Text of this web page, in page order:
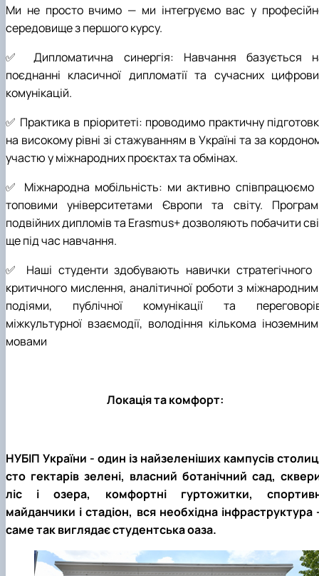
Ми не просто вчимо — ми інтегруємо вас у
середовище з першого курсу.
✅ Дипломатична синергія: Навчання базується
поєднанні класичної дипломатії та сучасних
комунікацій.
✅ Практика в пріоритеті: проводимо практичну
на високому рівні зі стажуванням в Україні та за
участю у міжнародних проєктах та обмінах.
✅ Міжнародна мобільність: ми активно співпрацюємо
топовими університетами Європи та світу.
подвійних дипломів та Erasmus+ дозволяють побачити
ще під час навчання.
✅ Наші студенти здобувають навички стратегічного
критичного мислення, аналітичної роботи з
подіями, публічної комунікації та
міжкультурної взаємодії, володіння кількома
мовами
Локація та комфорт:
НУБІП України - один із найзеленіших кампусів
сто гектарів зелені, власний ботанічний сад,
ліс і озера, комфортні гуртожитки,
майданчики і стадіон, вся необхідна інфраструктура
саме так виглядає студентська оаза.